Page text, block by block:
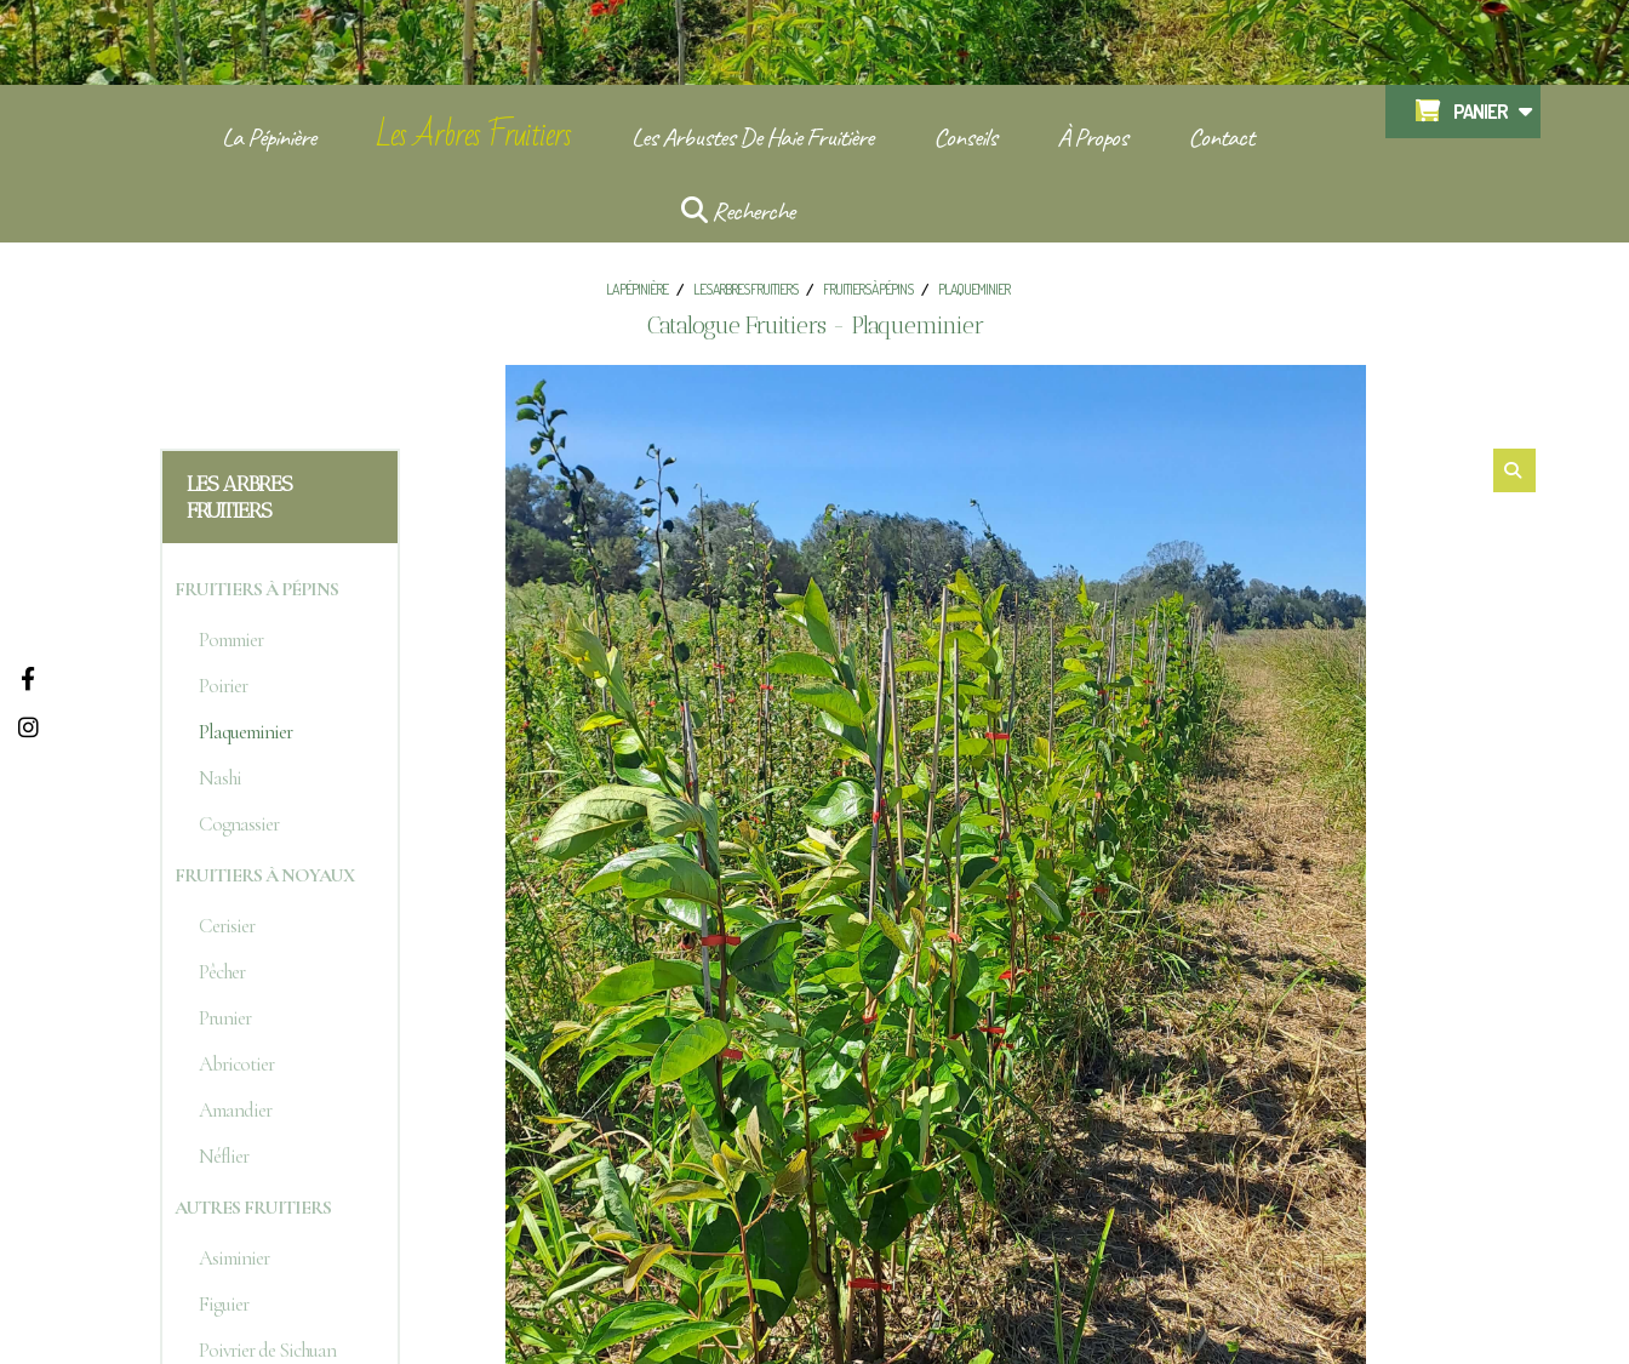
La Pépinière Les Arbres Fruitiers Les Arbustes De Haie Fruitière Conseils À Propos Contact
Recherche
PANIER
LES ARBRES
FRUITIERS
FRUITIERS À PÉPINS
Pommier
Poirier
Plaqueminier
Nashi
Cognassier
FRUITIERS À NOYAUX
Cerisier
Pêcher
Prunier
Abricotier
Amandier
Néflier
AUTRES FRUITIERS
Asiminier
Figuier
Poivrier de Sichuan
LA PÉPINIÈRE LES ARBRES FRUITIERS FRUITIERS À PÉPINS PLAQUEMINIER
Catalogue Fruitiers - Plaqueminier